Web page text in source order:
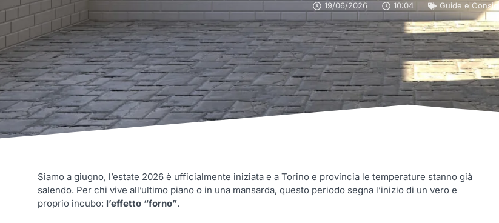
19/06/2026 10:04 Guide e Consigli
Siamo a giugno, l’estate 2026 è ufficialmente iniziata e a Torino e provincia le temperature stanno già
salendo. Per chi vive all’ultimo piano o in una mansarda, questo periodo segna l’inizio di un vero e
proprio incubo: l’effetto “forno”.